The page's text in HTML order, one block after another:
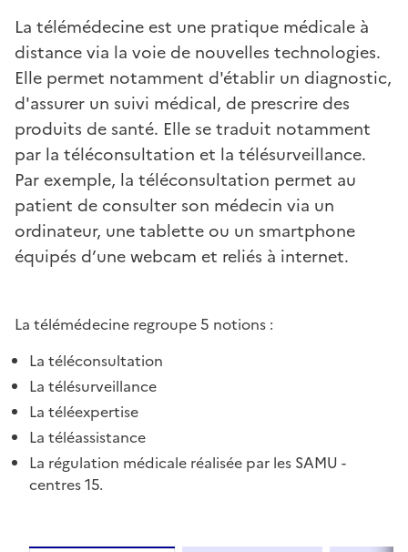
La télémédecine est une pratique médicale à
distance via la voie de nouvelles technologies.
Elle permet notamment d'établir un diagnostic,
d'assurer un suivi médical, de prescrire des
produits de santé. Elle se traduit notamment
par la téléconsultation et la télésurveillance.
Par exemple, la téléconsultation permet au
patient de consulter son médecin via un
ordinateur, une tablette ou un smartphone
équipés d’une webcam et reliés à internet.
La télémédecine regroupe 5 notions :
La téléconsultation
La télésurveillance
La téléexpertise
La téléassistance
La régulation médicale réalisée par les SAMU -
centres 15.